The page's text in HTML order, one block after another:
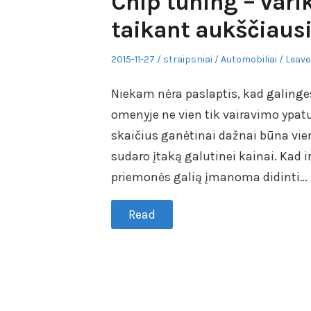
taikant
Posted
2015-11-27 Author
straipsniai
Posted
Automobiliai
Niekam nėra paslaptis, kad
omenyje ne vien tik vairavimo
skaičius ganėtinai dažnai būna
sudaro įtaką galutinei kainai. Kad
priemonės galią įmanoma didinti…
Read